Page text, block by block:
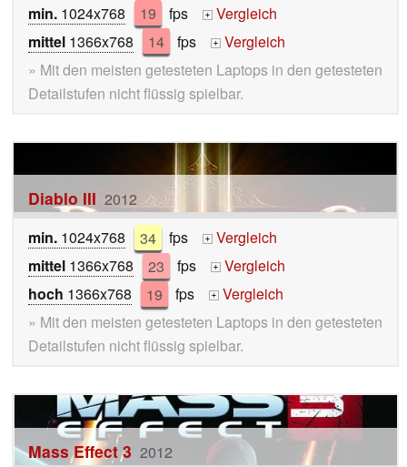
min. 1024x768 19 fps +
Vergleich
mittel 1366x768 14 fps +
Vergleich
» Mit den meisten getesteten Laptops in den getesteten
Detailstufen nicht flüssig spielbar.
Diablo III 2012
min. 1024x768 34 fps +
Vergleich
mittel 1366x768 23 fps +
Vergleich
hoch 1366x768 19 fps +
Vergleich
» Mit den meisten getesteten Laptops in den getesteten
Detailstufen nicht flüssig spielbar.
Mass Effect 3 2012